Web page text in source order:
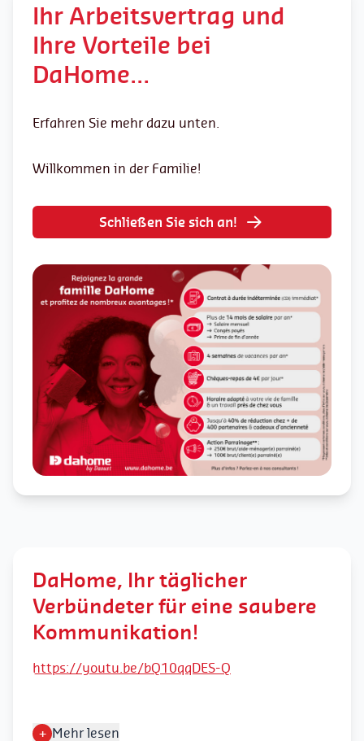
Ihr Arbeitsvertrag und
Ihre Vorteile bei
DaHome…
Erfahren Sie mehr dazu unten.
Willkommen in der Familie!
Schließen Sie sich an!
DaHome, Ihr täglicher
Verbündeter für eine saubere
Kommunikation!
https://youtu.be/bQ10qqDES-Q
+ Mehr lesen